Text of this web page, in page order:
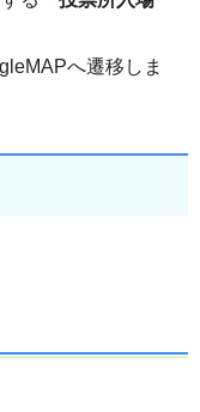
へ遷移しま